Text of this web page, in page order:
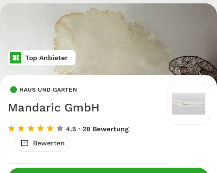
Top Anbieter
HAUS UND GARTEN
Mandaric GmbH
4.5 · 28 Bewertung
Bewerten